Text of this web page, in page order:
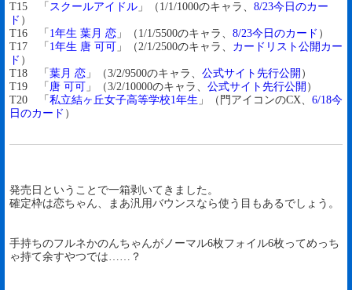
T15 「 スクールアイドル 」（1/1/1000のキャラ、 8/23今日のカー
ド ）
T16 「 1年生 葉月 恋 」（1/1/5500のキャラ、 8/23今日のカード ）
T17 「 1年生 唐 可可 」（2/1/2500のキャラ、 カードリスト公開カー
ド ）
T18 「 葉月 恋 」（3/2/9500のキャラ、 公式サイト先行公開 ）
T19 「 唐 可可 」（3/2/10000のキャラ、 公式サイト先行公開 ）
T20 「 私立結ヶ丘女子高等学校1年生 」（門アイコンのCX、 6/18今
日のカード ）
発売日ということで一箱剥いてきました。
確定枠は恋ちゃん、まあ汎用バウンスなら使う目もあるでしょう。
手持ちのフルネかのんちゃんがノーマル6枚フォイル6枚ってめっち
ゃ持て余すやつでは……？